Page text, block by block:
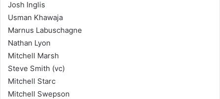
Josh Inglis
Usman Khawaja
Marnus Labuschagne
Nathan Lyon
Mitchell Marsh
Steve Smith (vc)
Mitchell Starc
Mitchell Swepson